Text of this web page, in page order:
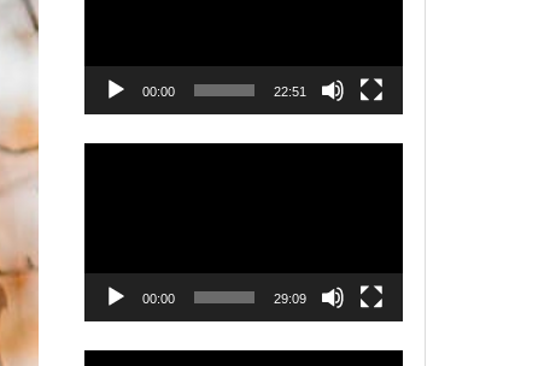
00:00 22:51
00:00 29:09